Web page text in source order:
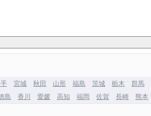
宮城 秋田 山形 福島 茨城 栃木 群馬
島 香川 愛媛 高知 福岡 佐賀 長崎 熊本